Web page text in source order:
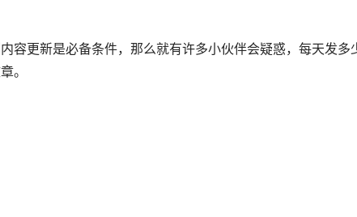
容更新是必备条件，那么就有许多小伙伴会疑惑，每天发
。